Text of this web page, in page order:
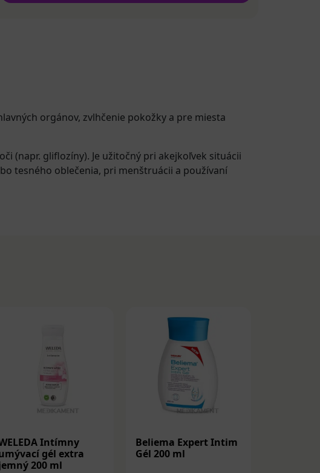
orgánov, zvlhčenie pokožky a pre miesta
(napr. gliflozíny). Je užitočný pri akejkoľvek situácii
tesného oblečenia, pri menštruácii a používaní
Intímny
gél extra
200 ml
Beliema Expert Intim
Gél 200 ml